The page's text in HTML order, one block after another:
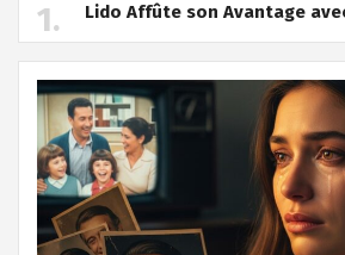
Lido Affûte son Avantage